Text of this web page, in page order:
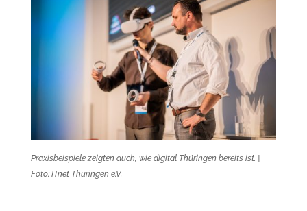
Praxisbeispiele zeigten auch, wie digital Thüringen bereits ist. |
Foto: ITnet Thüringen e.V.